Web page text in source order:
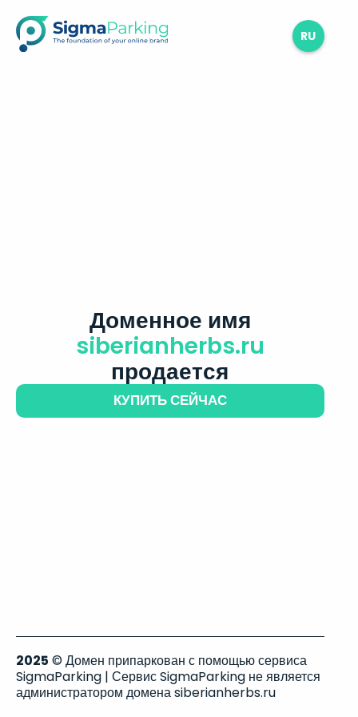
RU
Доменное имя
siberianherbs.ru
продается
КУПИТЬ СЕЙЧАС
2025 © Домен припаркован с помощью сервиса
SigmaParking | Сервис SigmaParking не является
администратором домена siberianherbs.ru